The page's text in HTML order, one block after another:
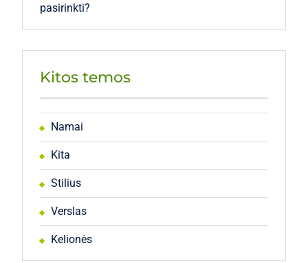
pasirinkti?
Kitos temos
Namai
Kita
Stilius
Verslas
Kelionės